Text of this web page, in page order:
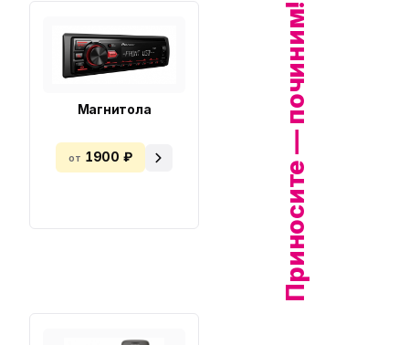
Магнитола
от 1900 ₽ Приносите — починим!